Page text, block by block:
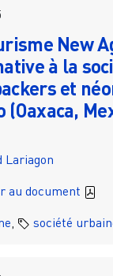
New
à la
et
(Oaxaca,
Lariagon
au document
société